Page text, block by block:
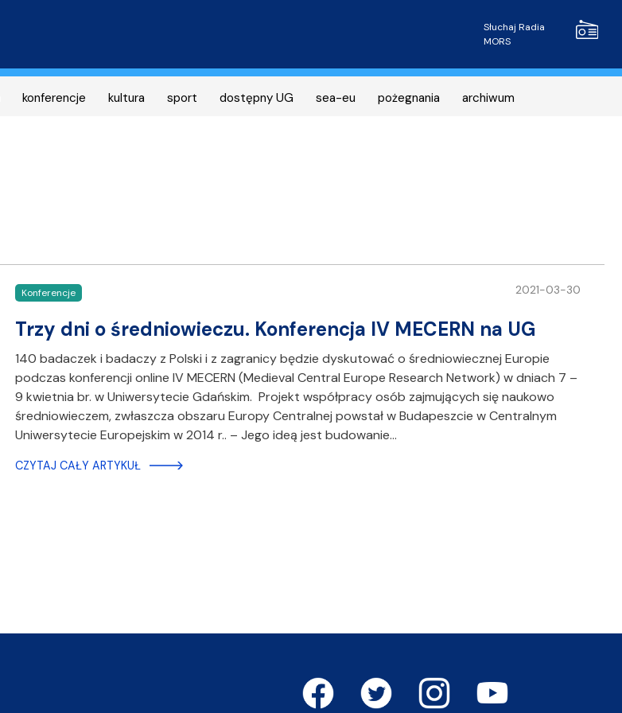
Radio
Słuchaj Radia
MORS
konferencje kultura sport dostępny UG sea-eu pożegnania archiwum
Konferencje 2021-03-30
Trzy dni o średniowieczu. Konferencja IV MECERN na UG
140 badaczek i badaczy z Polski i z zagranicy będzie dyskutować o średniowiecznej Europie
podczas konferencji online IV MECERN (Medieval Central Europe Research Network) w dniach 7 –
9 kwietnia br. w Uniwersytecie Gdańskim. Projekt współpracy osób zajmujących się naukowo
średniowieczem, zwłaszcza obszaru Europy Centralnej powstał w Budapeszcie w Centralnym
Uniwersytecie Europejskim w 2014 r.. – Jego ideą jest budowanie…
CZYTAJ CAŁY ARTYKUŁ